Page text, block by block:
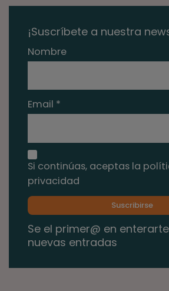
¡Suscríbete a nuestra
Nombre
Email *
Si continúas, aceptas la
privacidad
Se el primer@ en
nuevas entradas